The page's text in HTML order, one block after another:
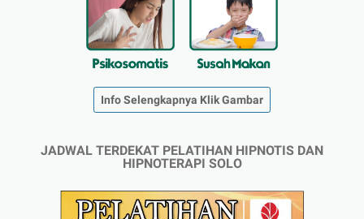
Info Selengkapnya Klik Gambar
JADWAL TERDEKAT PELATIHAN HIPNOTIS DAN
HIPNOTERAPI SOLO